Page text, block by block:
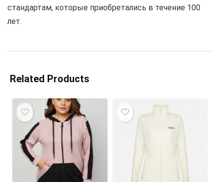
стандартам, которые приобретались в течение 100
лет.
Related Products